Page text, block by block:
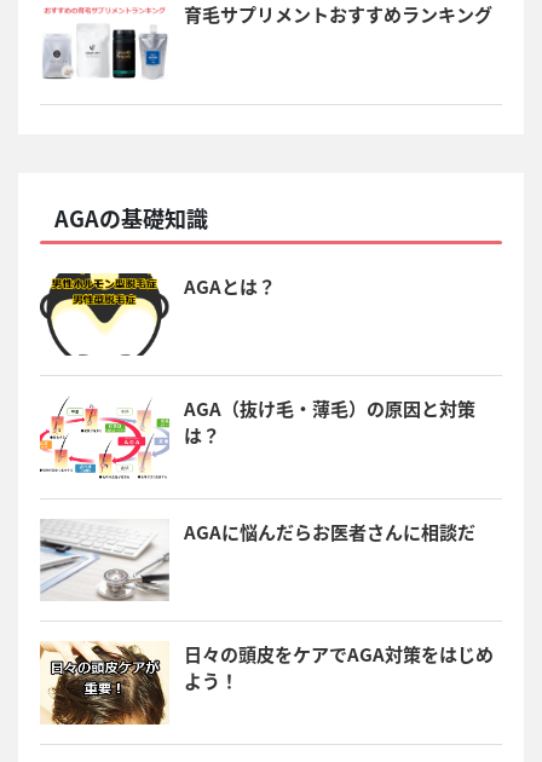
育毛サプリメントおすすめランキング
AGAの基礎知識
AGAとは？
AGA（抜け毛・薄毛）の原因と対策
は？
AGAに悩んだらお医者さんに相談だ
日々の頭皮をケアでAGA対策をはじめ
よう！